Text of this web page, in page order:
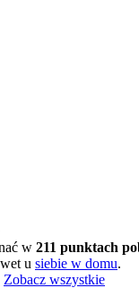
w 211 punktach
u siebie w domu.
Zobacz wszystkie